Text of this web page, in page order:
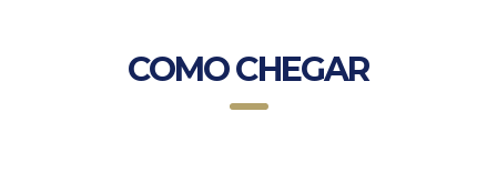
COMO CHEGAR